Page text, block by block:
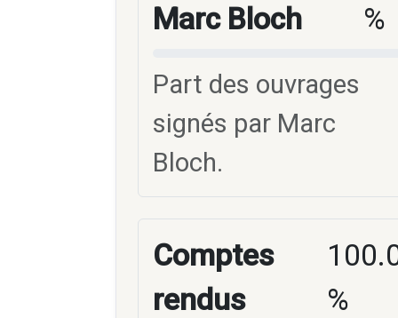
Marc Bloch
%
Part des ouvrages
signés par Marc
Bloch.
Comptes
rendus
%